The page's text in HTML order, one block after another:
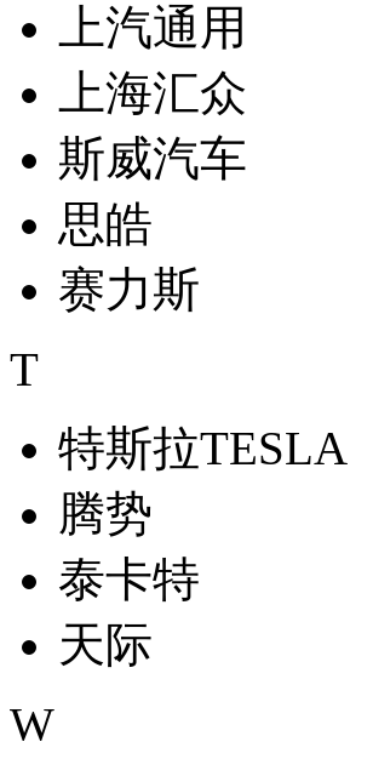
上汽通用
上海汇众
斯威汽车
思皓
赛力斯
T
特斯拉TESLA
腾势
泰卡特
天际
W